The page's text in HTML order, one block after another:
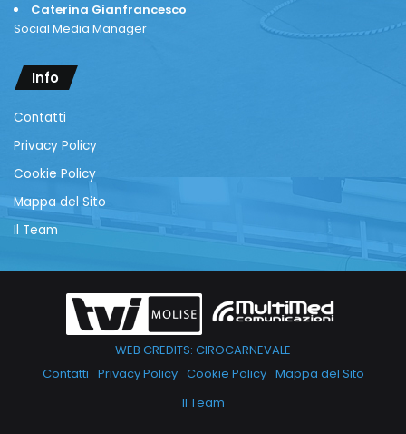
Caterina Gianfrancesco
Social Media Manager
Info
Contatti
Privacy Policy
Cookie Policy
Mappa del Sito
Il Team
WEB CREDITS: CIROCARNEVALE
Contatti Privacy Policy Cookie Policy Mappa del Sito
Il Team